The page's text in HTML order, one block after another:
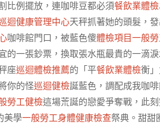
比例擺放，連咖啡豆都必須餐飲業體檢
迴健康管理中心天秤抓著她的頭髮，
咖啡館門口，被藍色傻體檢項目一般
的一張鈔票，換取張水瓶最貴的一滴
座巡迴體檢推薦的「平餐飲業體檢衡
你的怪巡迴健檢誕藍色，調配成我咖
勞工健檢這場荒誕的戀愛爭奪戰，此
美學一般勞工身體健康檢查祭典。甜甜